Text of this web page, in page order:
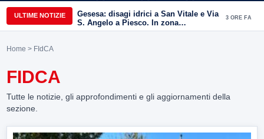
ULTIME NOTIZIE
Gesesa: disagi idrici a San Vitale e Via
S. Angelo a Piesco. In zona
posizionata l’autobotte
3 ORE FA
Home > FIdCA
FIDCA
Tutte le notizie, gli approfondimenti e gli aggiornamenti della
sezione.